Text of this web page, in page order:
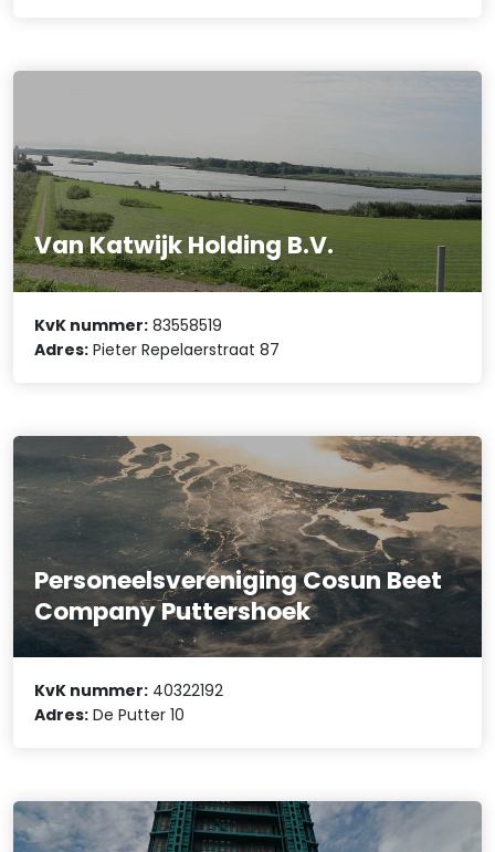
Van Katwijk Holding B.V.
KvK nummer: 83558519
Adres: Pieter Repelaerstraat 87
Personeelsvereniging Cosun Beet
Company Puttershoek
KvK nummer: 40322192
Adres: De Putter 10